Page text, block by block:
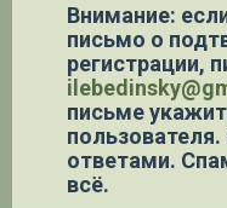
Внимание:
письмо о
регистрации,
письме
ответами.
всё.